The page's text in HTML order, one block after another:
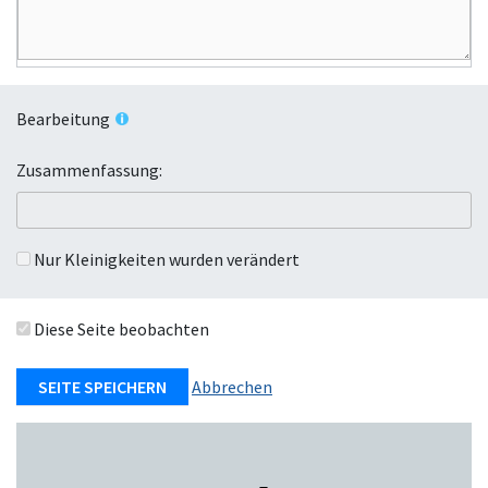
Bearbeitung
Zusammenfassung:
Nur Kleinigkeiten wurden verändert
Diese Seite beobachten
Abbrechen